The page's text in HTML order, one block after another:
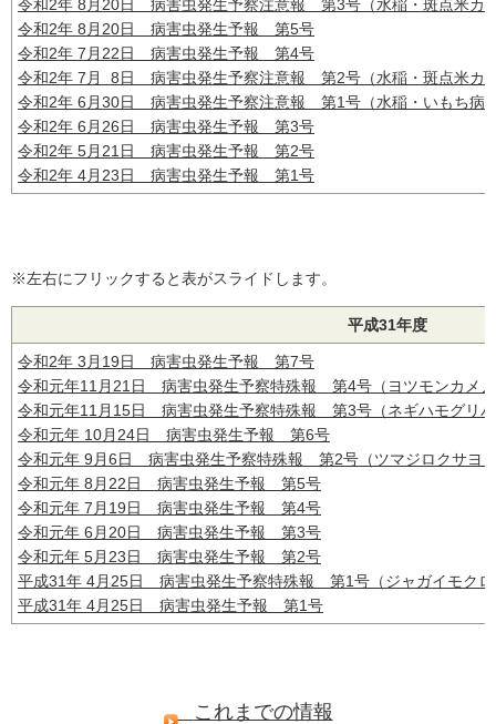
令和2年 8月20日 病害虫発生予察注意報 第3号（水稲・斑点米カ
令和2年 8月20日 病害虫発生予報 第5号
令和2年 7月22日 病害虫発生予報 第4号
令和2年 7月 8日 病害虫発生予察注意報 第2号（水稲・斑点米カ
令和2年 6月30日 病害虫発生予察注意報 第1号（水稲・いもち病
令和2年 6月26日 病害虫発生予報 第3号
令和2年 5月21日 病害虫発生予報 第2号
令和2年 4月23日 病害虫発生予報 第1号
※左右にフリックすると表がスライドします。
平成31年度
令和2年 3月19日 病害虫発生予報 第7号
令和元年11月21日 病害虫発生予察特殊報 第4号（ヨツモンカメ
令和元年11月15日 病害虫発生予察特殊報 第3号（ネギハモグリ
令和元年 10月24日 病害虫発生予報 第6号
令和元年 9月6日 病害虫発生予察特殊報 第2号（ツマジロクサヨ
令和元年 8月22日 病害虫発生予報 第5号
令和元年 7月19日 病害虫発生予報 第4号
令和元年 6月20日 病害虫発生予報 第3号
令和元年 5月23日 病害虫発生予報 第2号
平成31年 4月25日 病害虫発生予察特殊報 第1号（ジャガイモクロ
平成31年 4月25日 病害虫発生予報 第1号
これまでの情報